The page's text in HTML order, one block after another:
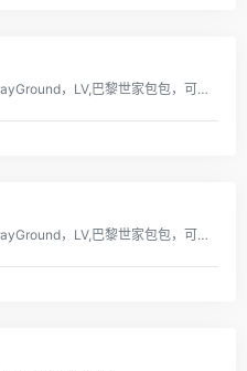
AJ乔丹全系列书包，SprayGround，LV,巴黎世家包包，可下单，接各路大佬订单
AJ乔丹全系列书包，SprayGround，LV,巴黎世家包包，可下单，接各路大佬订单